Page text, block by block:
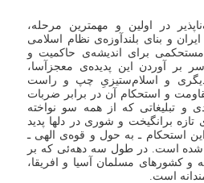
در اولین و مهمترین مرحله،
و بنای بلندآوزه‌ی نظام اسلامی
مستحکمی برای اندیشه‌ی حاکمیت و
بر آوردن این پدیده‌ی معجز‌آسا،
و اسلام‌ستیزیِ چپ و راست
و استحکام آن در برابر ضربات
و تبلیغاتی که از همه سو نواخته
تازه برانگیخت و شوری در دلها پدید
استحکام ـ به حول و قوه‌ی الهی ـ
شده است. در طول سه دهه‌ئی که بر
و کشورهای مسلمان آسیا و افریقا،
است.